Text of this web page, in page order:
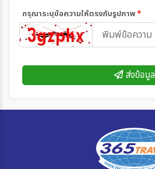
กรุณาระบุข้อความให้ตรงกับรูปภาพ*
ส่งข้อมูล